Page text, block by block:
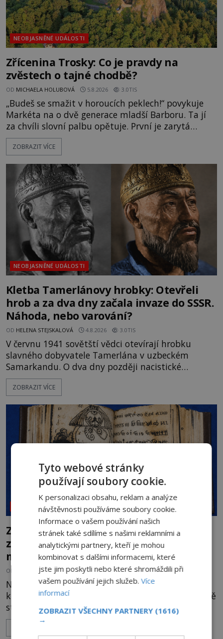
NEOBJASNĚNÉ UDÁLOSTI
Zřícenina Trosky: Co je pravdy na
zvěstech o tajné chodbě?
OD MICHAELA HOLUBOVÁ 5.8.2026 3.0TIS
„Budeš se smažit v horoucích peklech!“ povykuje
Markéta na o dvě generace mladší Barboru. Ta jí
za chvíli slovní palbu opětuje. První je zarytá
katolička, druhá přesvědčená kališnice. A každá z
nich se usídlí na jedné z věží slavného hradu
mezi vůdce protihusitského boje. Za manželku má
skutečně jistou
ZOBRAZIT VÍCE
NEOBJASNĚNÉ UDÁLOSTI
Kletba Tamerlánovy hrobky: Otevřeli
hrob a za dva dny začala invaze do SSSR.
Náhoda, nebo varování?
OD HELENA STEJSKALOVÁ 4.8.2026 3.0TIS
V červnu 1941 sovětští vědci otevírají hrobku
slavného dobyvatele Tamerlána v uzbeckém
Samarkandu. O dva dny později nacistické
Německo zahajuje operaci Barbarossa a napadá
Sovětský svaz. Shoda dat je natolik zarážející, že se
na legendě něco pravdy, nebo jde jen o fascinující
souhru okolností? Když antropolog Michail
Gerasimov (1907-1970) a
ZOBRAZIT VÍCE
NEOBJASNĚNÉ UDÁLOSTI
Záhada Rohoncského kodexu: Ukrývá
zapomenutý jazyk, tajnou šifru, nebo
mistrovský podvrh?
OD HELENA STEJSKALOVÁ 3.8.2026 3.1TIS
Na první pohled připomíná obyčejnou starou
knihu. Jakmile ji však otevřete, ocitnete se ve světě
stovek neznámých znaků, podivných ilustrací a
textu, který už téměř dvě století vzdoruje všem
Tyto webové stránky
používají soubory cookie.
K personalizaci obsahu, reklam a analýze
návštěvnosti používáme soubory cookie.
Informace o vašem používání našich
stránek také sdílíme s našimi reklamními a
analytickými partnery, kteří je mohou
kombinovat s dalšími informacemi, které
jste jim poskytli nebo které shromáždili při
vašem používání jejich služeb.Více
informací
ZOBRAZIT VŠECHNY PARTNERY (1616)
→